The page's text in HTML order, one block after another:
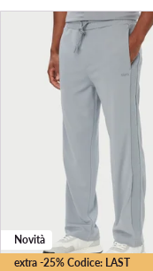
extra -25% Codice: LAST
Novità